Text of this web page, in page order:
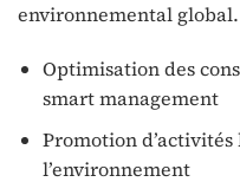
environnemental global.
Optimisation des
smart management
Promotion d’activités
l’environnement